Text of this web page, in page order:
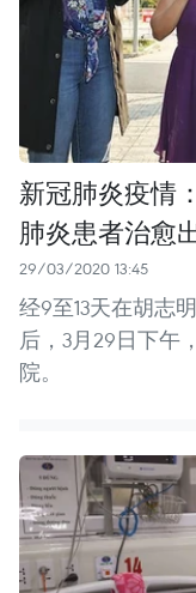
新冠肺炎疫情
肺炎患者治愈
29/03/2020 13:45
经9至13天在胡志
后，3月29日下午
院。